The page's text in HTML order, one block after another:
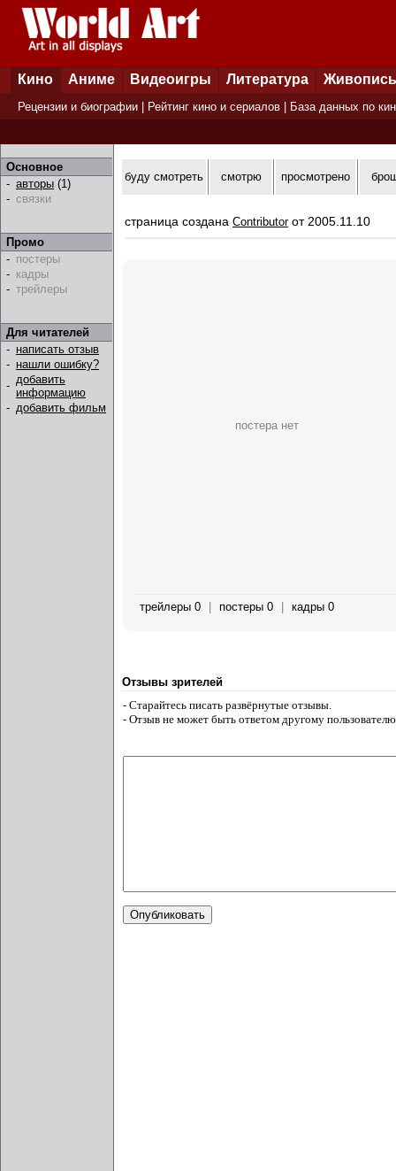
Кино Аниме Видеоигры Литература Живопись
Рецензии и биографии Рейтинг кино и сериалов База данных по
Основное
- авторы (1)
- связки
Промо
- постеры
- кадры
- трейлеры
Для читателей
- написать отзыв
- нашли ошибку?
- добавить
информацию
- добавить фильм
буду смотреть смотрю просмотрено
страница создана Contributorот 2005.11.10
постера нет
трейлеры 0 постеры 0 кадры 0
Отзывы зрителей
- Старайтесь писать развёрнутые отзывы.
- Отзыв не может быть ответом другому